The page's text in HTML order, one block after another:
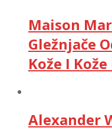
Maison
Gležnjače
Kože I
Alexander